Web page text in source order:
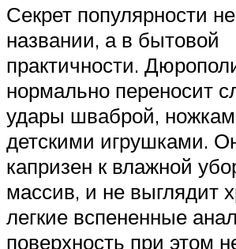
Секрет популярности
названии, а в бытовой
практичности.
нормально переносит
удары шваброй,
детскими игрушками.
капризен к влажной
массив, и не выглядит
легкие вспененные
поверхность при этом